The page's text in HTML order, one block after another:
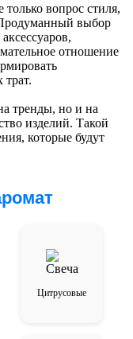
вопрос стиля,
выбор
отношение
тренды, но и на
изделий. Такой
которые будут
Цитрусовые